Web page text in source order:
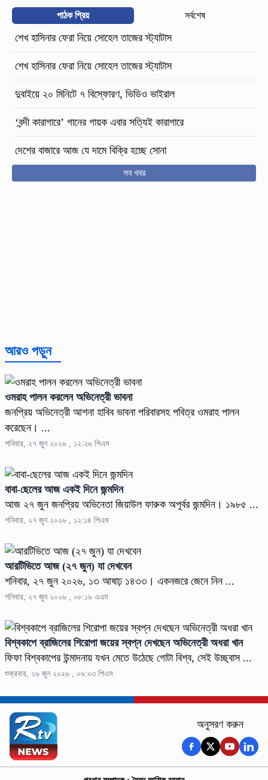
পাঠক প্রিয় সর্বশেষ
শেখ হাসিনার ফেরা নিয়ে সোহেল তাজের স্ট্যাটাস
শেখ হাসিনার ফেরা নিয়ে সোহেল তাজের স্ট্যাটাস
দুবাইয়ে ২০ মিনিটে ৭ বিস্ফোরণ, ভিডিও ভাইরাল
‘বন্দী কারাগারে’ গানের গায়ক এবার সত্যিই কারাগারে
দেশের বাজারে আজ যে দামে বিক্রি হচ্ছে সোনা
সব খবর
আরও পড়ুন
ওমরাহ পালন করলেন অভিনেত্রী ভাবনা
জনপ্রিয় অভিনেত্রী আশনা হাবিব ভাবনা পরিবারসহ পবিত্র ওমরাহ পালন
করেছেন। ...
শনিবার, ২৭ জুন ২০২৬ , ১২:২৬ পিএম
বাবা-ছেলের আজ একই দিনে জন্মদিন
আজ ২৭ জুন জনপ্রিয় অভিনেতা জিয়াউল ফারুক অপূর্বর জন্মদিন। ১৯৮৫ ...
শনিবার, ২৭ জুন ২০২৬ , ১২:১৪ পিএম
আরটিভিতে আজ (২৭ জুন) যা দেখবেন
শনিবার, ২৭ জুন ২০২৬, ১৩ আষাঢ় ১৪৩৩। একনজরে জেনে নিন ...
শনিবার, ২৭ জুন ২০২৬ , ০৮:১৯ এএম
বিশ্বকাপে ব্রাজিলের শিরোপা জয়ের স্বপ্ন দেখছেন অভিনেত্রী অধরা খান
ফিফা বিশ্বকাপের উন্মাদনায় যখন মেতে উঠেছে গোটা বিশ্ব, সেই উচ্ছ্বাস ...
শুক্রবার, ২৬ জুন ২০২৬ , ০৯:০৩ পিএম
অনুসরণ করুন